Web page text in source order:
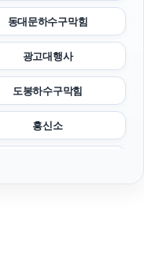
동대문하수구막힘
광고대행사
도봉하수구막힘
흥신소